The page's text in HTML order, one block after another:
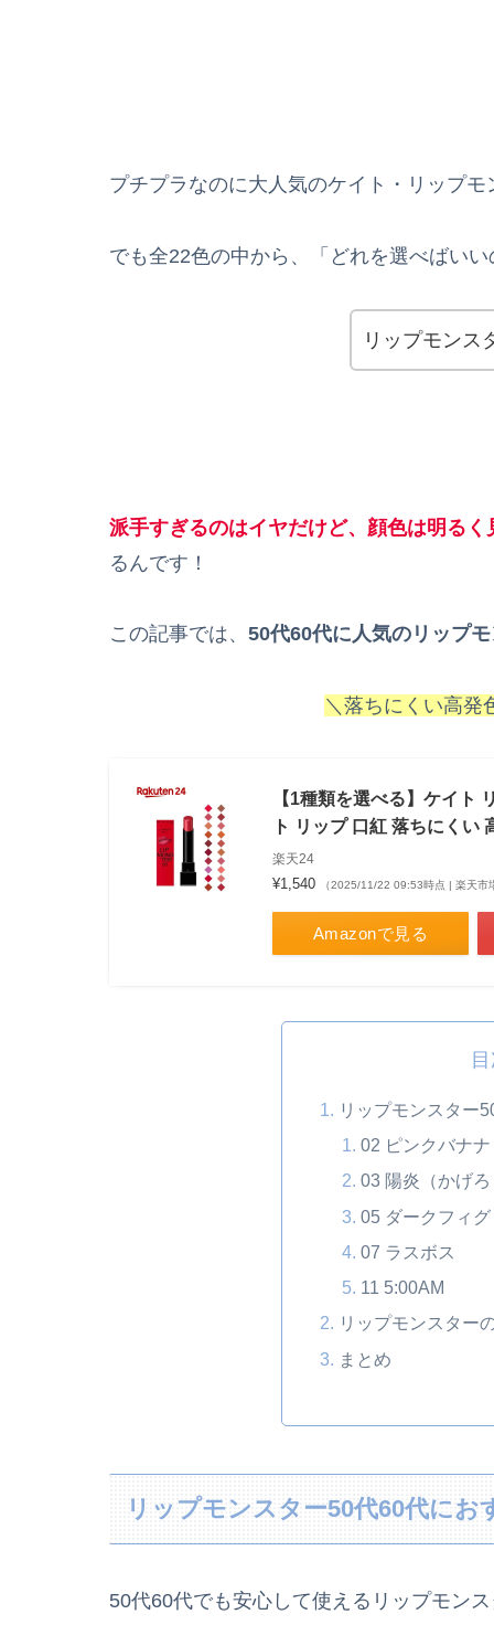
プチプラなのに大人気のケイト・リップ
でも全22色の中から、「どれを選べばい
リップモンス
派手すぎるのはイヤだけど、顔色は明るく
るんです！
この記事では、 50代60代に人気のリップ
＼落ちにくい高発
【1種類を選べる】ケイト
ト リップ 口紅 落ちにくい
楽天24
¥1,540 （2025/11/22 09:53時点 | 楽天市
Amazonで見る
リップモンスター
02 ピンクバナナ
03 陽炎（かげ
05 ダークフィグ
07 ラスボス
11 5:00AM
リップモンスター
まとめ
リップモンスター50代60代にお
50代60代でも安心して使えるリップモン